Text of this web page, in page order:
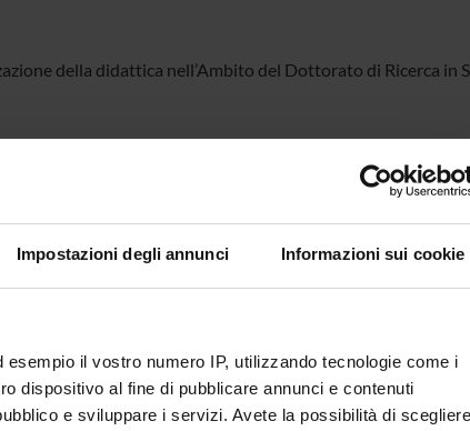
Impostazioni degli annunci Informazioni sui cookie
il vostro numero IP, utilizzando tecnologie come i
dispositivo al fine di pubblicare annunci e contenuti
e sviluppare i servizi. Avete la possibilità di scegliere
della didattica nell’Ambito del Dottorato di Ricerca in